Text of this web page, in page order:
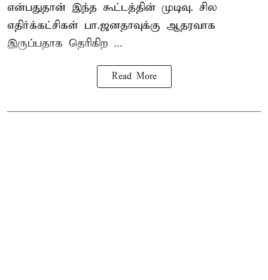
என்பதுதான் இந்த கூட்டத்தின் முடிவு. சில
எதிர்க்கட்சிகள் பா.ஜனதாவுக்கு ஆதரவாக
இருப்பதாக தெரிகிற ...
Read More